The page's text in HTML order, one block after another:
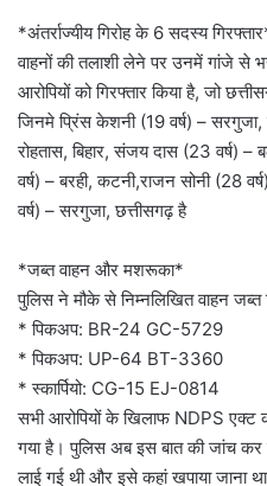
*अंतर्राज्यीय गिरोह के 6 सदस्य
वाहनों की तलाशी लेने पर उनमें गांजे से
आरोपियों को गिरफ्तार किया है, जो
जिनमे प्रिंस केशनी (19 वर्ष) –
रोहतास, बिहार, संजय दास (23 वर्ष) –
वर्ष) – बरही, कटनी,राजन सोनी (28
वर्ष) – सरगुजा, छत्तीसगढ़ है
*जब्त वाहन और मशरूका*
पुलिस ने मौके से निम्नलिखित वाहन जब्त
* पिकअप: BR-24 GC-5729
* पिकअप: UP-64 BT-3360
* स्कार्पियो: CG-15 EJ-0814
सभी आरोपियों के खिलाफ NDPS एक्ट
गया है। पुलिस अब इस बात की जांच कर
लाई गई थी और इसे कहां खपाया जाना